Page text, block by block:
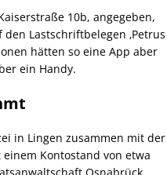
10b, angegeben,
Lastschriftbelegen ‚Petrus
hätten so eine App aber
ein Handy.
in Lingen zusammen mit der
Kontostand von etwa